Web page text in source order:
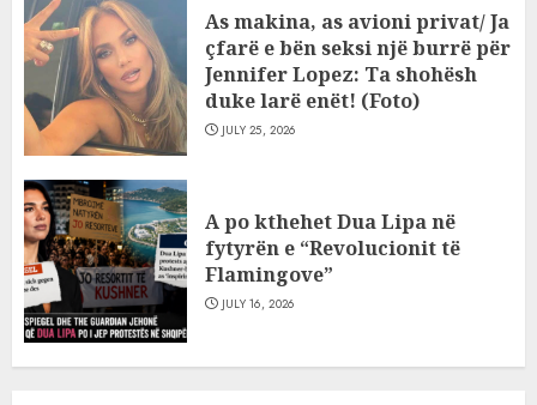
As makina, as avioni privat/ Ja
çfarë e bën seksi një burrë për
Jennifer Lopez: Ta shohësh
duke larë enët! (Foto)
JULY 25, 2026
A po kthehet Dua Lipa në
fytyrën e “Revolucionit të
Flamingove”
JULY 16, 2026